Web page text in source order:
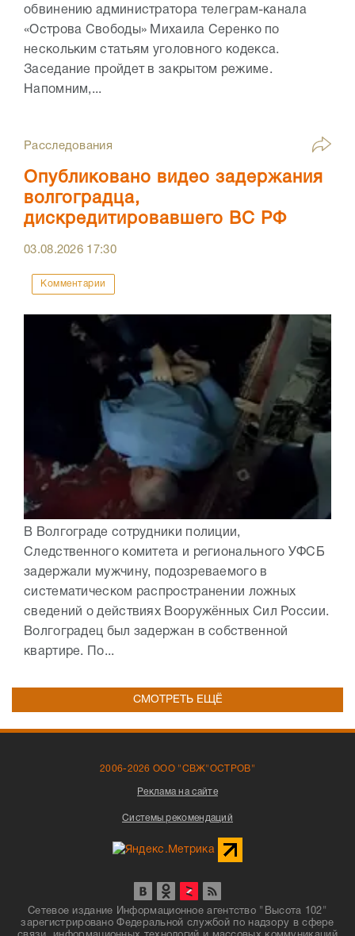
обвинению администратора телеграм-канала
«Острова Свободы» Михаила Серенко по
нескольким статьям уголовного кодекса.
Заседание пройдет в закрытом режиме.
Напомним,...
Расследования
Опубликовано видео задержания
волгоградца,
дискредитировавшего ВС РФ
03.08.2026 17:30
Комментарии
В Волгограде сотрудники полиции,
Следственного комитета и регионального УФСБ
задержали мужчину, подозреваемого в
систематическом распространении ложных
сведений о действиях Вооружённых Сил России.
Волгоградец был задержан в собственной
квартире. По...
СМОТРЕТЬ ЕЩЁ
2006-2026 ООО "СВЖ"ОСТРОВ"
Реклама на сайте
Системы рекомендаций
Сетевое издание Информационное агентство "Высота 102"
зарегистрировано Федеральной службой по надзору в сфере